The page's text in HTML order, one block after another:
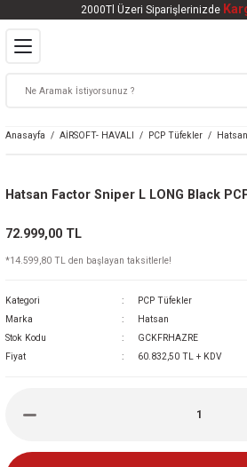
2000Tl Üzeri Siparişlerinizde
Geri Dön
Tüfekleri
Geri Dön
Geri Dön
Geri Dön
Geri Dön
Anasayfa AİRSOFT- HAVALI PCP Tüfekler
Hatsan Factor Sniper L LONG Black
72.999,00 TL
*14.599,80 TL den başlayan taksitlerle!
Kategori
PCP Tüfekler
Marka
Hatsan
Stok Kodu
GCKFRHAZRE
Fiyat
60.832,50 TL + KDV